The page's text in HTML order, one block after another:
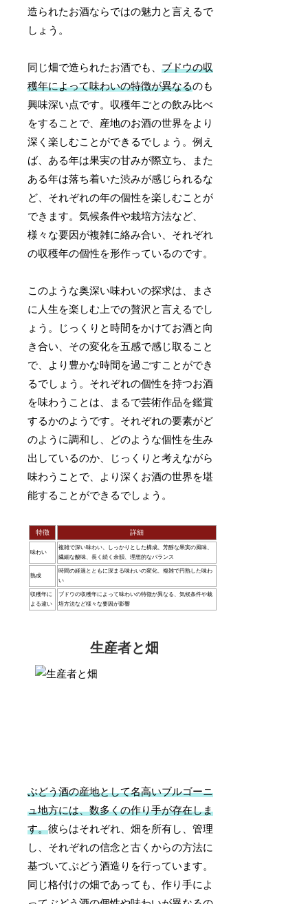
造られたお酒ならではの魅力と言えるで
しょう。
同じ畑で造られたお酒でも、ブドウの収
穫年によって味わいの特徴が異なるのも
興味深い点です。収穫年ごとの飲み比べ
をすることで、産地のお酒の世界をより
深く楽しむことができるでしょう。例え
ば、ある年は果実の甘みが際立ち、また
ある年は落ち着いた渋みが感じられるな
ど、それぞれの年の個性を楽しむことが
できます。気候条件や栽培方法など、
様々な要因が複雑に絡み合い、それぞれ
の収穫年の個性を形作っているのです。
このような奥深い味わいの探求は、まさ
に人生を楽しむ上での贅沢と言えるでし
ょう。じっくりと時間をかけてお酒と向
き合い、その変化を五感で感じ取ること
で、より豊かな時間を過ごすことができ
るでしょう。それぞれの個性を持つお酒
を味わうことは、まるで芸術作品を鑑賞
するかのようです。それぞれの要素がど
のように調和し、どのような個性を生み
出しているのか、じっくりと考えながら
味わうことで、より深くお酒の世界を堪
能することができるでしょう。
特徴 詳細
味わい
複雑で深い味わい、しっかりとした構成、芳醇な果実の風味、
繊細な酸味、長く続く余韻、理想的なバランス
熟成
時間の経過とともに深まる味わいの変化、複雑で円熟した味わ
い
収穫年に
よる違い
ブドウの収穫年によって味わいの特徴が異なる、気候条件や栽
培方法など様々な要因が影響
生産者と畑
ぶどう酒の産地として名高いブルゴーニ
ュ地方には、数多くの作り手が存在しま
す。彼らはそれぞれ、畑を所有し、管理
し、それぞれの信念と古くからの方法に
基づいてぶどう酒造りを行っています。
同じ格付けの畑であっても、作り手によ